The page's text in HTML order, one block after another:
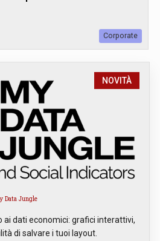
Corporate
NOVITÀ
Data Jungle
ai dati economici: grafici interattivi,
di salvare i tuoi layout.